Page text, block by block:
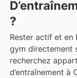
?
Rester actif et en
gym directement
recherchez
d’entraînement à